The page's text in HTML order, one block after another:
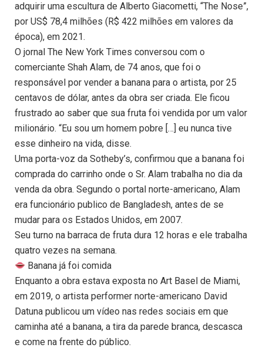
adquirir uma escultura de Alberto Giacometti, “The Nose”,
por US$ 78,4 milhões (R$ 422 milhões em valores da
época), em 2021.
O jornal The New York Times conversou com o
comerciante Shah Alam, de 74 anos, que foi o
responsável por vender a banana para o artista, por 25
centavos de dólar, antes da obra ser criada. Ele ficou
frustrado ao saber que sua fruta foi vendida por um valor
milionário. “Eu sou um homem pobre […] eu nunca tive
esse dinheiro na vida, disse.
Uma porta-voz da Sotheby’s, confirmou que a banana foi
comprada do carrinho onde o Sr. Alam trabalha no dia da
venda da obra. Segundo o portal norte-americano, Alam
era funcionário publico de Bangladesh, antes de se
mudar para os Estados Unidos, em 2007.
Seu turno na barraca de fruta dura 12 horas e ele trabalha
quatro vezes na semana.
Banana já foi comida
Enquanto a obra estava exposta no Art Basel de Miami,
em 2019, o artista performer norte-americano David
Datuna publicou um vídeo nas redes sociais em que
caminha até a banana, a tira da parede branca, descasca
e come na frente do público.